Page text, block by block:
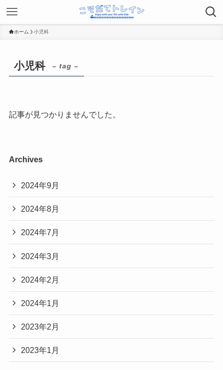
ホーム 小児科
小児科 – tag –
記事が見つかりませんでした。
Archives
2024年9月
2024年8月
2024年7月
2024年3月
2024年2月
2024年1月
2023年2月
2023年1月